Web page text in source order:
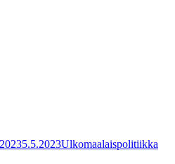
5.5.2023Ulkomaalaispolitiikka